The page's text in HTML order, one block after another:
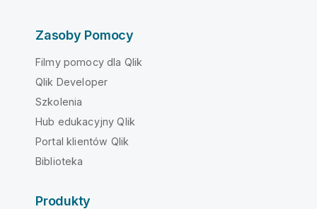
Zasoby Pomocy
Filmy pomocy dla Qlik
Qlik Developer
Szkolenia
Hub edukacyjny Qlik
Portal klientów Qlik
Biblioteka
Produkty